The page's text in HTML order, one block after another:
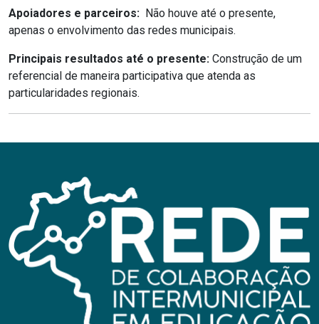
Apoiadores e parceiros: Não houve até o presente,
apenas o envolvimento das redes municipais.
Principais resultados até o presente: Construção de um
referencial de maneira participativa que atenda as
particularidades regionais.